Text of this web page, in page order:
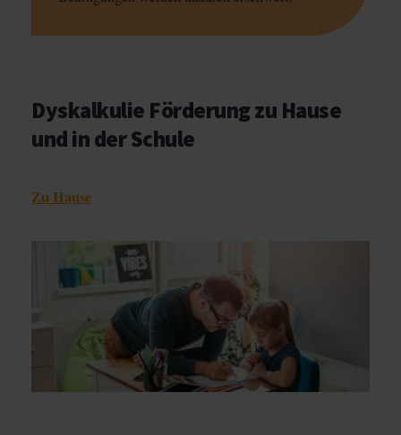
Dyskalkulie Förderung zu Hause
und in der Schule
Zu Hause